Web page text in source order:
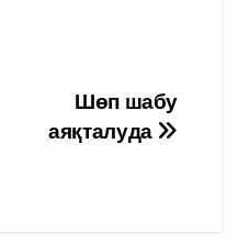
Шөп шабу
аяқталуда